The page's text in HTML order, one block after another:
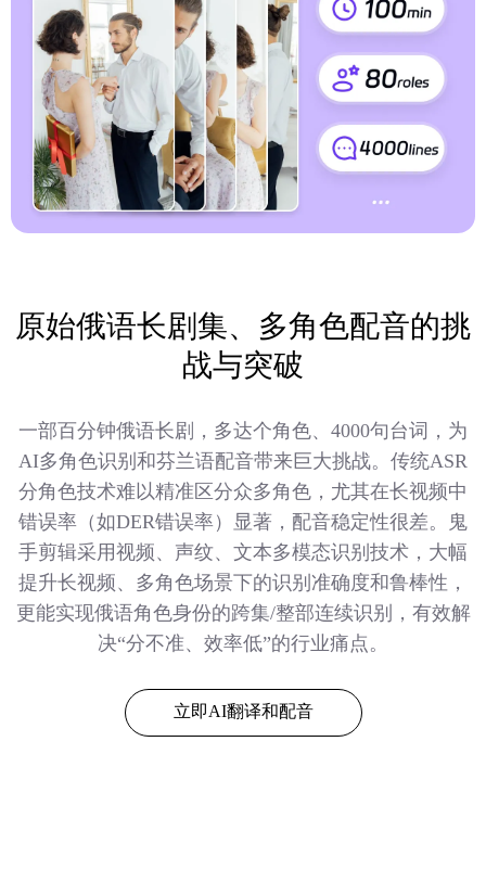
原始俄语长剧集、多角色配音的挑
战与突破
一部百分钟俄语长剧，多达个角色、4000句台词，为
AI多角色识别和芬兰语配音带来巨大挑战。传统ASR
分角色技术难以精准区分众多角色，尤其在长视频中
错误率（如DER错误率）显著，配音稳定性很差。鬼
手剪辑采用视频、声纹、文本多模态识别技术，大幅
提升长视频、多角色场景下的识别准确度和鲁棒性，
更能实现俄语角色身份的跨集/整部连续识别，有效解
决“分不准、效率低”的行业痛点。
立即AI翻译和配音